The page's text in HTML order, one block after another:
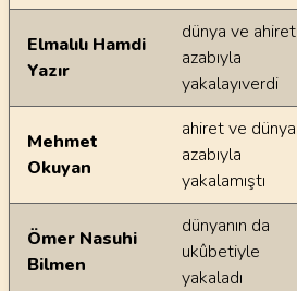
Elmalılı Hamdi
Yazır
dünya ve ahiret
azabıyla
yakalayıverdi
Mehmet
Okuyan
ahiret ve dünya
azabıyla
yakalamıştı
Ömer Nasuhi
Bilmen
dünyanın da
ukûbetiyle
yakaladı